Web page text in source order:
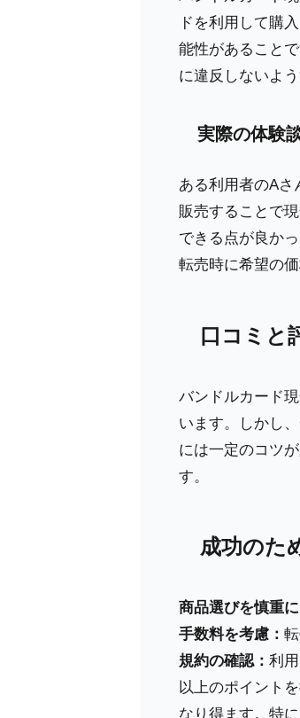
ドを利用して購
能性があること
に違反しないよ
実際の体験
ある利用者のAさ
販売することで
できる点が良か
転売時に希望の
口コミと
バンドルカード
います。しかし
には一定のコツ
す。
成功のた
商品選びを慎重
手数料を考慮：
規約の確認： 利
以上のポイント
なり得ます。特